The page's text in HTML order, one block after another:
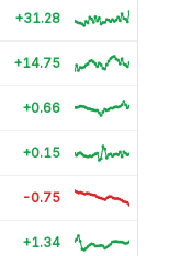
+31.28
+14.75
+0.66
+0.15
-0.75
+1.34